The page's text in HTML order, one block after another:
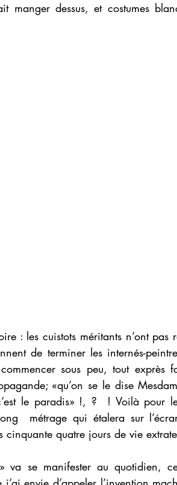
manger dessus, et costumes
: les cuistots méritants n’ont pas
de terminer les internés-
sous peu, tout exprès
«qu’on se le dise
le paradis» !, ?  ! Voilà pour
métrage qui étalera sur
quatre jours de vie
va se manifester au quotidien,